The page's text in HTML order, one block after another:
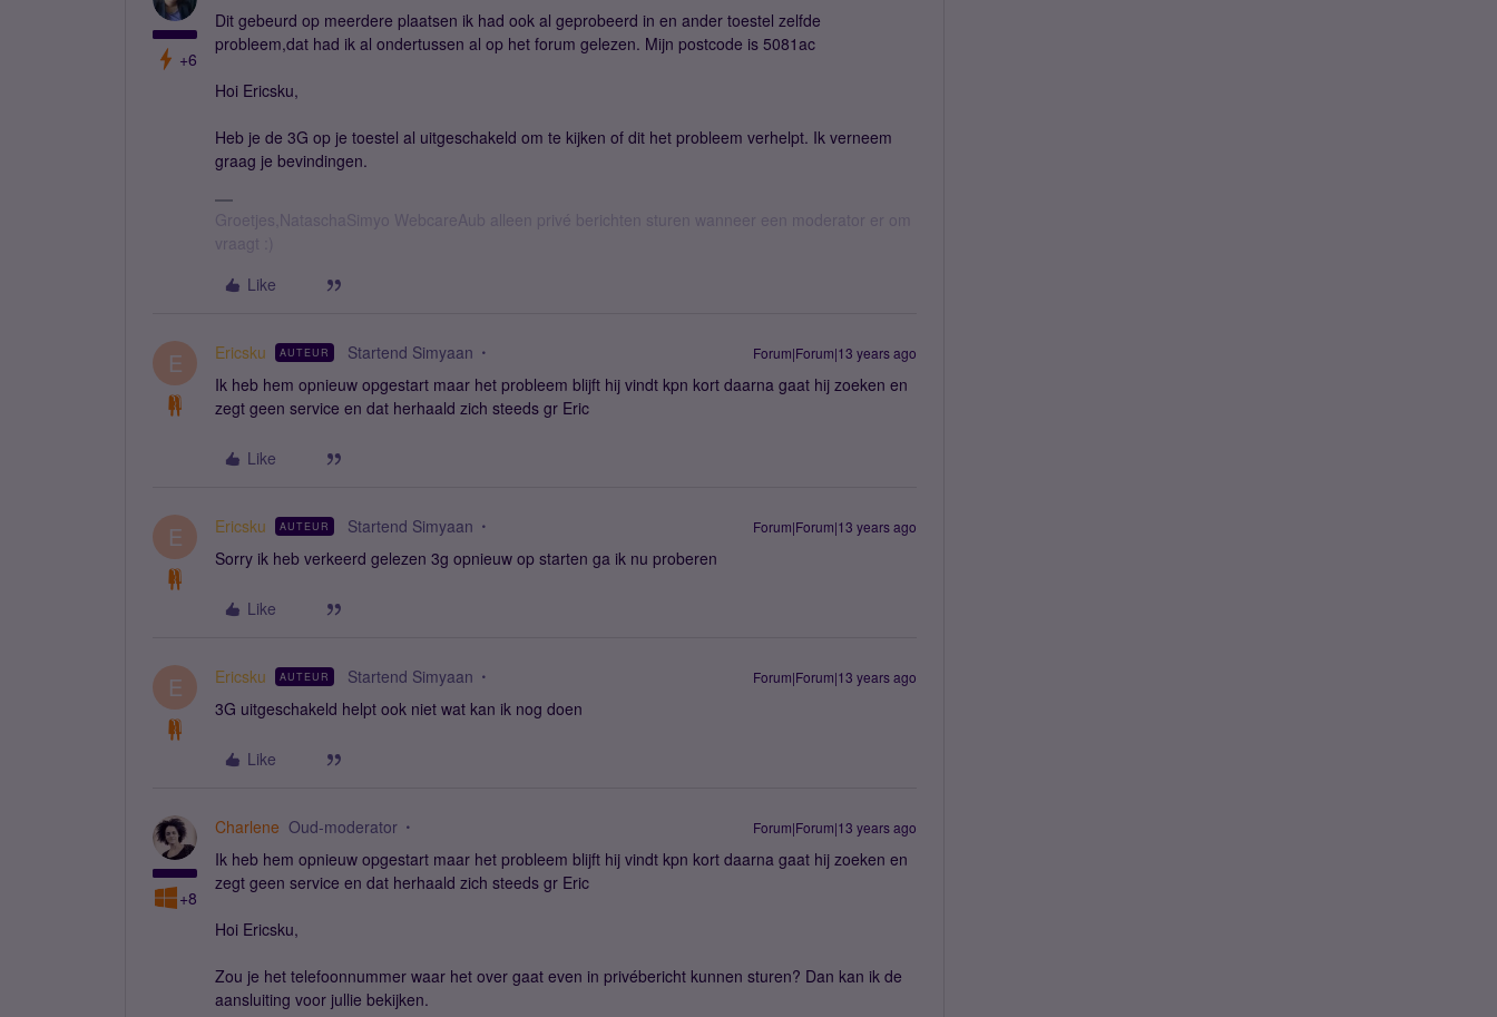
+6
Dit gebeurd op meerdere plaatsen ik had ook al geprobeerd in en ander toestel zelfde
probleem,dat had ik al ondertussen al op het forum gelezen. Mijn postcode is 5081ac
Hoi Ericsku,
Heb je de 3G op je toestel al uitgeschakeld om te kijken of dit het probleem verhelpt. Ik verneem
graag je bevindingen.
Groetjes,NataschaSimyo WebcareAub alleen privé berichten sturen wanneer een moderator er om
vraagt :)
Like
E Ericsku AUTEUR Startend Simyaan Forum|Forum|13 years ago
Ik heb hem opnieuw opgestart maar het probleem blijft hij vindt kpn kort daarna gaat hij zoeken en
zegt geen service en dat herhaald zich steeds gr Eric
Like
E Ericsku AUTEUR Startend Simyaan Forum|Forum|13 years ago
Sorry ik heb verkeerd gelezen 3g opnieuw op starten ga ik nu proberen
Like
E Ericsku AUTEUR Startend Simyaan Forum|Forum|13 years ago
3G uitgeschakeld helpt ook niet wat kan ik nog doen
Like
+8
Charlene Oud-moderator Forum|Forum|13 years ago
Ik heb hem opnieuw opgestart maar het probleem blijft hij vindt kpn kort daarna gaat hij zoeken en
zegt geen service en dat herhaald zich steeds gr Eric
Hoi Ericsku,
Zou je het telefoonnummer waar het over gaat even in privébericht kunnen sturen? Dan kan ik de
aansluiting voor jullie bekijken.